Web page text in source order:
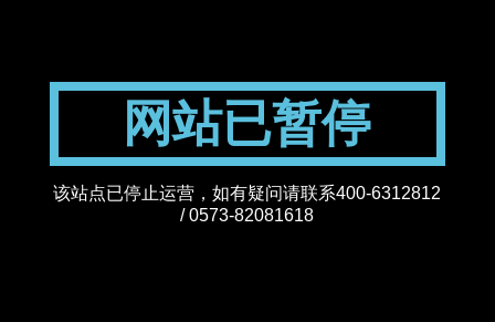
网站已暂停
该站点已停止运营，如有疑问请联系400-6312812
/ 0573-82081618